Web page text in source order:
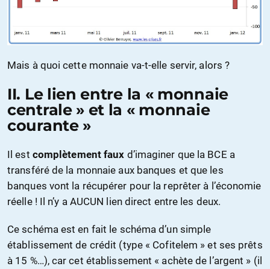
Mais à quoi cette monnaie va-t-elle servir, alors ?
II. Le lien entre la « monnaie
centrale » et la « monnaie
courante »
Il est complètement faux d’imaginer que la BCE a
transféré de la monnaie aux banques et que les
banques vont la récupérer pour la reprêter à l’économie
réelle ! Il n’y a AUCUN lien direct entre les deux.
Ce schéma est en fait le schéma d’un simple
établissement de crédit (type « Cofitelem » et ses prêts
à 15 %…), car cet établissement « achète de l’argent » (il